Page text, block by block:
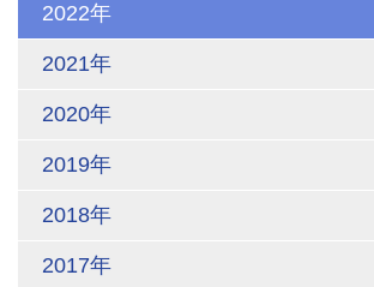
2022年
2021年
2020年
2019年
2018年
2017年